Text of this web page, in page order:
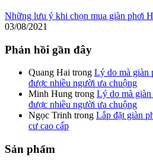
Những lưu ý khi chọn mua giàn phơi
03/08/2021
Phản hồi gần đây
Quang Hai trong Lý do mà giàn
được nhiều người ưa chuộng
Minh Hung trong Lý do mà
được nhiều người ưa chuộng
Ngọc Trinh trong Lắp đặt giàn
cư cao cấp
Sản phẩm